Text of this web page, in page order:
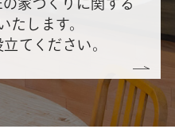
の家づくりに関する
たします。
てください。